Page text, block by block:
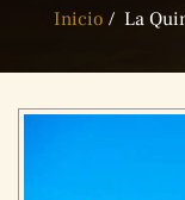
Inicio / La